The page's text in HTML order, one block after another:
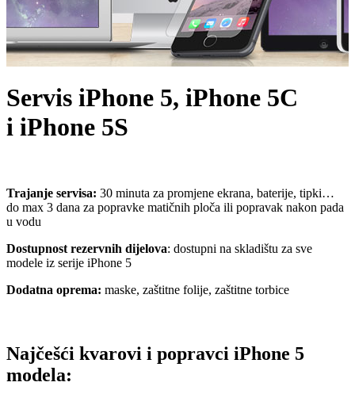
Servis iPhone 5, iPhone 5C
i iPhone 5S
Trajanje servisa: 30 minuta za promjene ekrana, baterije, tipki…
do max 3 dana za popravke matičnih ploča ili popravak nakon pada
u vodu
Dostupnost rezervnih dijelova: dostupni na skladištu za sve
modele iz serije iPhone 5
Dodatna oprema: maske, zaštitne folije, zaštitne torbice
Najčešći kvarovi i popravci iPhone 5
modela: